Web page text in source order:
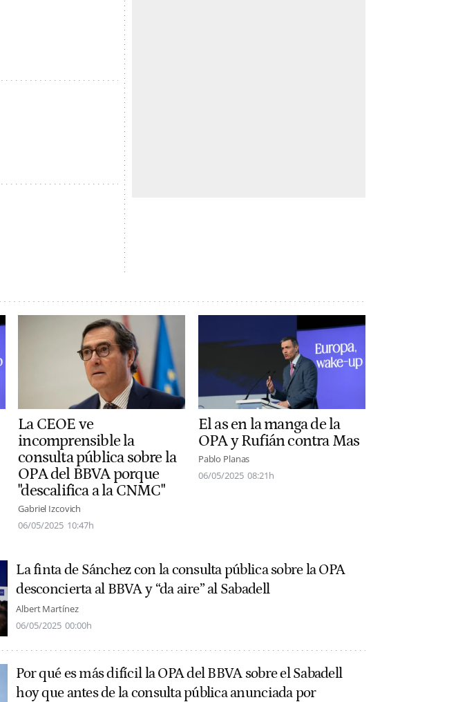
La CEOE ve
incomprensible la
consulta pública sobre la
OPA del BBVA porque
"descalifica a la CNMC"
Gabriel Izcovich
06/05/2025 10:47h
El as en la manga de la
OPA y Rufián contra Mas
Pablo Planas
06/05/2025 08:21h
La finta de Sánchez con la consulta pública sobre la OPA
desconcierta al BBVA y “da aire” al Sabadell
Albert Martínez
06/05/2025 00:00h
Por qué es más difícil la OPA del BBVA sobre el Sabadell
hoy que antes de la consulta pública anunciada por